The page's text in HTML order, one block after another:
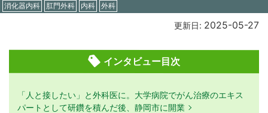
消化器内科 肛門外科 内科 外科
更新日: 2025-05-27
インタビュー目次
「人と接したい」と外科医に。大学病院でがん治療のエキス
パートとして研鑽を積んだ後、静岡市に開業